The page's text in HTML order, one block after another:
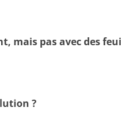
mais pas avec des
?